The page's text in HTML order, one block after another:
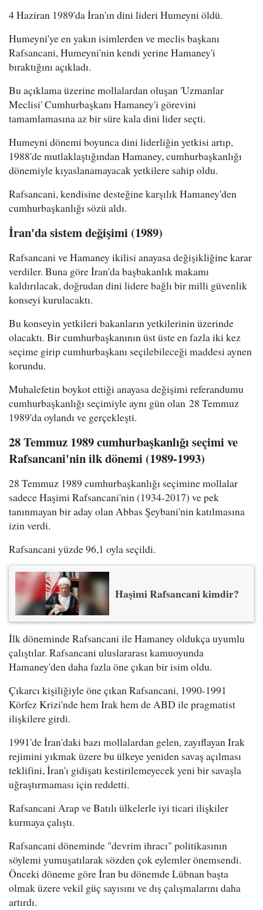
4 Haziran 1989'da İran'ın dini lideri Humeyni öldü.
Humeyni'ye en yakın isimlerden ve meclis başkanı
Rafsancani, Humeyni'nin kendi yerine Hamaney'i
bıraktığını açıkladı.
Bu açıklama üzerine mollalardan oluşan 'Uzmanlar
Meclisi' Cumhurbaşkanı Hamaney'i görevini
tamamlamasına az bir süre kala dini lider seçti.
Humeyni dönemi boyunca dini liderliğin yetkisi artıp,
1988'de mutlaklaştığından Hamaney, cumhurbaşkanlığı
dönemiyle kıyaslanamayacak yetkilere sahip oldu.
Rafsancani, kendisine desteğine karşılık Hamaney'den
cumhurbaşkanlığı sözü aldı.
İran'da sistem değişimi (1989)
Rafsancani ve Hamaney ikilisi anayasa değişikliğine karar
verdiler. Buna göre İran'da başbakanlık makamı
kaldırılacak, doğrudan dini lidere bağlı bir milli güvenlik
konseyi kurulacaktı.
Bu konseyin yetkileri bakanların yetkilerinin üzerinde
olacaktı. Bir cumhurbaşkanının üst üste en fazla iki kez
seçime girip cumhurbaşkanı seçilebileceği maddesi aynen
korundu.
Muhalefetin boykot ettiği anayasa değişimi referandumu
cumhurbaşkanlığı seçimiyle aynı gün olan 28 Temmuz
1989'da oylandı ve gerçekleşti.
28 Temmuz 1989 cumhurbaşkanlığı seçimi ve
Rafsancani'nin ilk dönemi (1989-1993)
28 Temmuz 1989 cumhurbaşkanlığı seçimine mollalar
sadece Haşimi Rafsancani'nin (1934-2017) ve pek
tanınmayan bir aday olan Abbas Şeybani'nin katılmasına
izin verdi.
Rafsancani yüzde 96,1 oyla seçildi.
Haşimi Rafsancani kimdir?
İlk döneminde Rafsancani ile Hamaney oldukça uyumlu
çalıştılar. Rafsancani uluslararası kamuoyunda
Hamaney'den daha fazla öne çıkan bir isim oldu.
Çıkarcı kişiliğiyle öne çıkan Rafsancani, 1990-1991
Körfez Krizi'nde hem Irak hem de ABD ile pragmatist
ilişkilere girdi.
1991'de İran'daki bazı mollalardan gelen, zayıflayan Irak
rejimini yıkmak üzere bu ülkeye yeniden savaş açılması
teklifini, İran'ı gidişatı kestirilemeyecek yeni bir savaşla
uğraştırmaması için reddetti.
Rafsancani Arap ve Batılı ülkelerle iyi ticari ilişkiler
kurmaya çalıştı.
Rafsancani döneminde "devrim ihracı" politikasının
söylemi yumuşatılarak sözden çok eylemler önemsendi.
Önceki döneme göre İran bu dönemde Lübnan başta
olmak üzere vekil güç sayısını ve dış çalışmalarını daha
artırdı.